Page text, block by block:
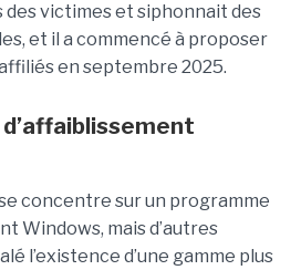
victimes et siphonnait des
et il a commencé à proposer
en septembre 2025.
concentre sur un programme
Windows, mais d’autres
l’existence d’une gamme plus